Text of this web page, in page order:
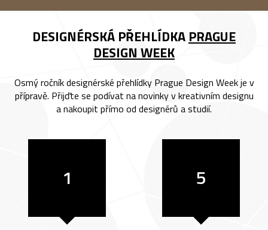
DESIGNÉRSKÁ PŘEHLÍDKA PRAGUE
DESIGN WEEK
Osmý ročník designérské přehlídky Prague Design Week je v
přípravě. Přijďte se podívat na novinky v kreativním designu
a nakoupit přímo od designérů a studií.
1 5